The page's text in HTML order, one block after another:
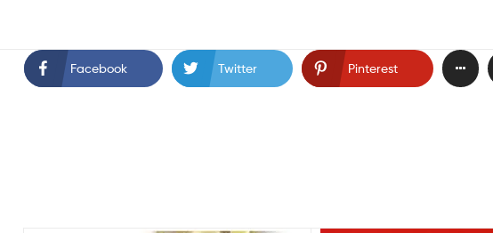
Facebook Twitter Pinterest